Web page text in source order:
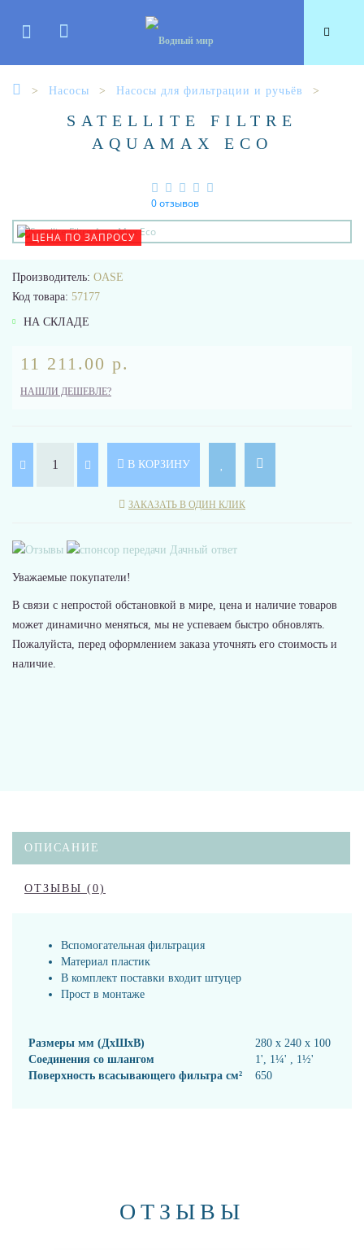
Насосы Насосы для фильтрации и ручьёв
SATELLITE FILTRE
AQUAMAX ECO
0 отзывов
ЦЕНА ПО ЗАПРОСУ
Производитель: OASE
Код товара: 57177
НА СКЛАДЕ
11 211.00 р.
НАШЛИ ДЕШЕВЛЕ?
В КОРЗИНУ
ЗАКАЗАТЬ В ОДИН КЛИК
Уважаемые покупатели!
В связи с непростой обстановкой в мире, цена и наличие товаров
может динамично меняться, мы не успеваем быстро обновлять.
Пожалуйста, перед оформлением заказа уточнять его стоимость и
наличие.
ОПИСАНИЕ
ОТЗЫВЫ (0)
Вспомогательная фильтрация
Материал пластик
В комплект поставки входит штуцер
Прост в монтаже
Размеры мм (ДxШxВ)
280 x 240 x 100
Соединения со шлангом
1', 1¼' , 1½'
Поверхность всасывающего фильтра см²
650
ОТЗЫВЫ